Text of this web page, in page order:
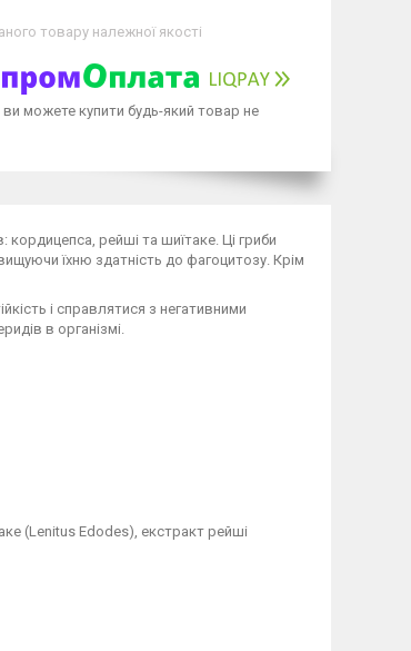
товару належної якості
ви можете купити будь-який товар не
кордицепса, рейші та шиїтаке. Ці гриби
їхню здатність до фагоцитозу. Крім
і справлятися з негативними
в організмі.
(Lenitus Edodes), екстракт рейші